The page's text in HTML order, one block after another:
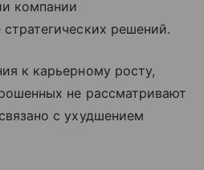
компании
решений.
к карьерному росту,
не рассматривают
с ухудшением